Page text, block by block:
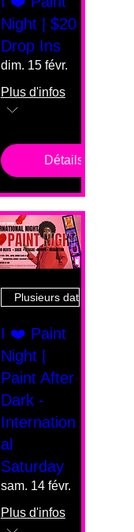
Night | $20
Drop Ins
dim. 15 févr.
Plus d'infos
Détails
Plusieurs dates
I ❤️ Paint
Night |
Paint After
Dark -
Internation
al
Saturday
sam. 14 févr.
Plus d'infos